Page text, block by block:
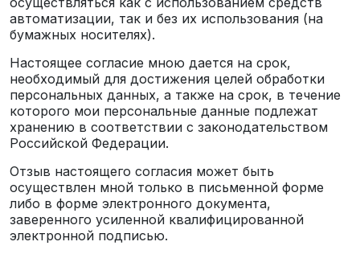
автоматизации, так и без их использования (на
бумажных носителях).
Настоящее согласие мною дается на срок,
необходимый для достижения целей обработки
персональных данных, а также на срок, в течение
которого мои персональные данные подлежат
хранению в соответствии с законодательством
Российской Федерации.
Отзыв настоящего согласия может быть
осуществлен мной только в письменной форме
либо в форме электронного документа,
заверенного усиленной квалифицированной
электронной подписью.